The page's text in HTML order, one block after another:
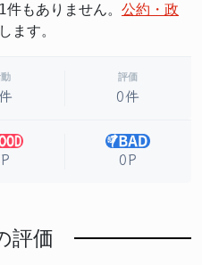
もありません。 公約・政
ます。
評価
0件
0P
評価